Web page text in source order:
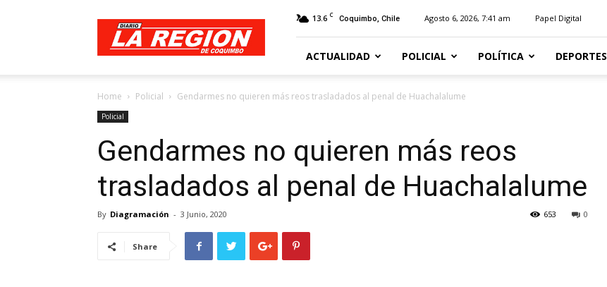
Diario
Región
13.6 C Coquimbo, Chile Agosto 6, 2026, 7:41 am Papel Digital
ACTUALIDAD POLICIAL POLÍTICA DEPORTES
Home Policial Gendarmes no quieren más reos trasladados al penal de Huachalalume
Policial
Gendarmes no quieren más reos
trasladados al penal de Huachalalume
By Diagramación - 3 Junio, 2020 0
653
Share